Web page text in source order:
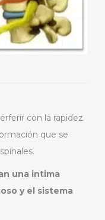
con la rapidez
que se
una intima
y el sistema